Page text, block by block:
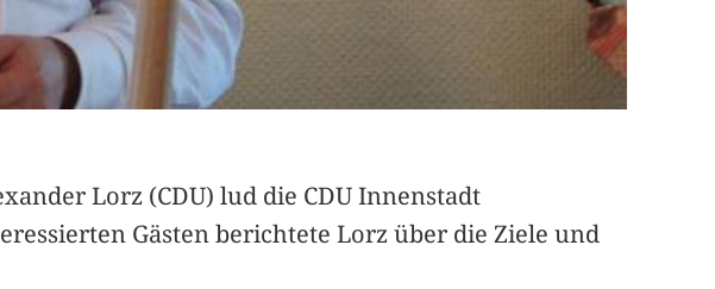
Lorz (CDU) lud die CDU Innenstadt
Gästen berichtete Lorz über die Ziele und